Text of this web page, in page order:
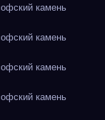
камень
камень
камень
камень